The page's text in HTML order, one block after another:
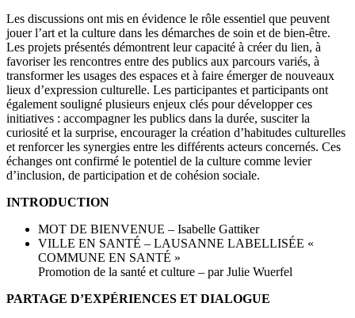
Les discussions ont mis en évidence le rôle essentiel que peuvent
jouer l’art et la culture dans les démarches de soin et de bien-être.
Les projets présentés démontrent leur capacité à créer du lien, à
favoriser les rencontres entre des publics aux parcours variés, à
transformer les usages des espaces et à faire émerger de nouveaux
lieux d’expression culturelle. Les participantes et participants ont
également souligné plusieurs enjeux clés pour développer ces
initiatives : accompagner les publics dans la durée, susciter la
curiosité et la surprise, encourager la création d’habitudes culturelles
et renforcer les synergies entre les différents acteurs concernés. Ces
échanges ont confirmé le potentiel de la culture comme levier
d’inclusion, de participation et de cohésion sociale.
INTRODUCTION
MOT DE BIENVENUE – Isabelle Gattiker
VILLE EN SANTÉ – LAUSANNE LABELLISÉE «
COMMUNE EN SANTÉ »
Promotion de la santé et culture – par Julie Wuerfel
PARTAGE D’EXPÉRIENCES ET DIALOGUE